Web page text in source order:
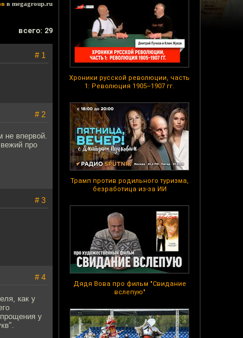
Хроники русской революции, часть
1: Революция 1905–1907 гг.
Трамп против родильного туризма,
безработица из-за ИИ
Дядя Вова про фильм "Свидание
вслепую"
в megagroup.ru
всего: 29
# 1
# 2
не впервой.
про
# 3
# 4
как у
у